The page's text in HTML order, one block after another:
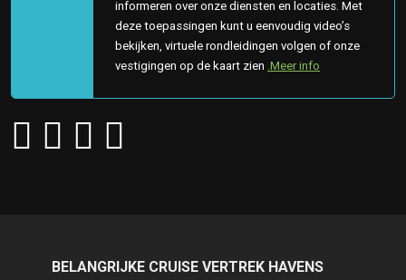
informeren over onze diensten en locaties. Met
deze toepassingen kunt u eenvoudig video’s
bekijken, virtuele rondleidingen volgen of onze
vestigingen op de kaart zien .Meer info
BELANGRIJKE CRUISE VERTREK HAVENS